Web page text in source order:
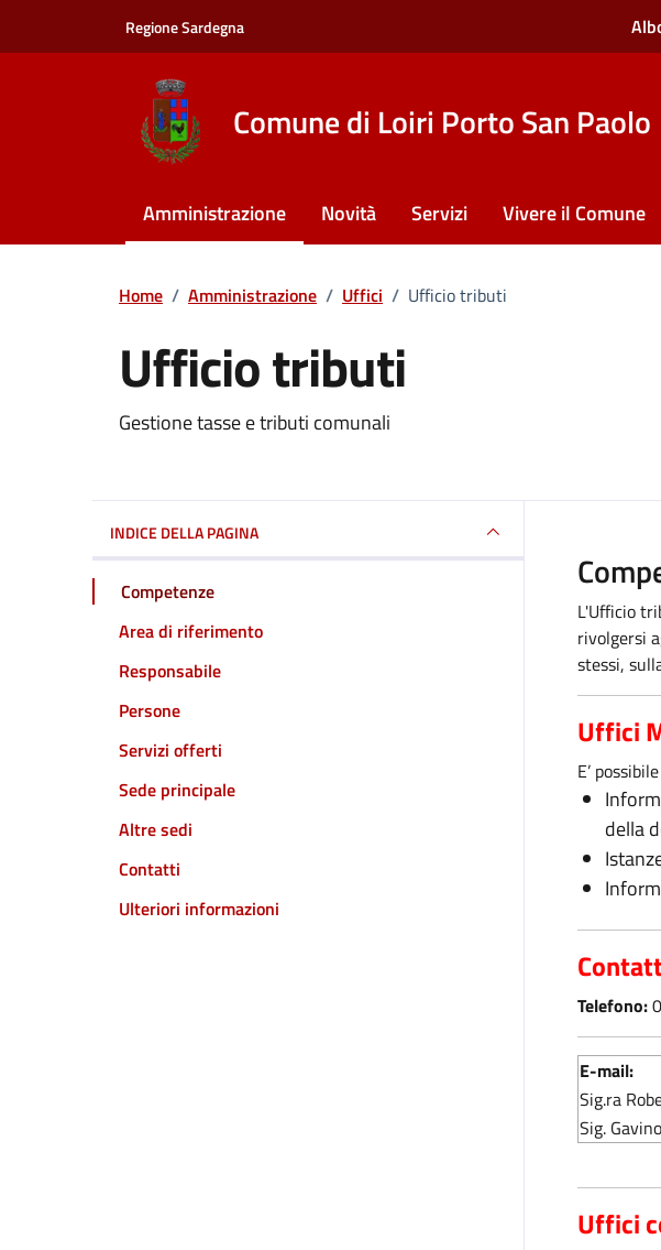
Regione Sardegna
Comune di Loiri Porto San Paolo
Amministrazione Novità Servizi Vivere il Comune
Home / Amministrazione / Uffici / Ufficio tributi
Ufficio tributi
Descrizione breve
Gestione tasse e tributi comunali
INDICE DELLA PAGINA
Competenze
Area di riferimento
Responsabile
Persone
Servizi offerti
Sede principale
Altre sedi
Contatti
Ulteriori informazioni
L'Ufficio
rivolgersi
stessi,
Uffici
E’
della
Telefono:
E-mail:
Sig.ra
Sig.
Uffici